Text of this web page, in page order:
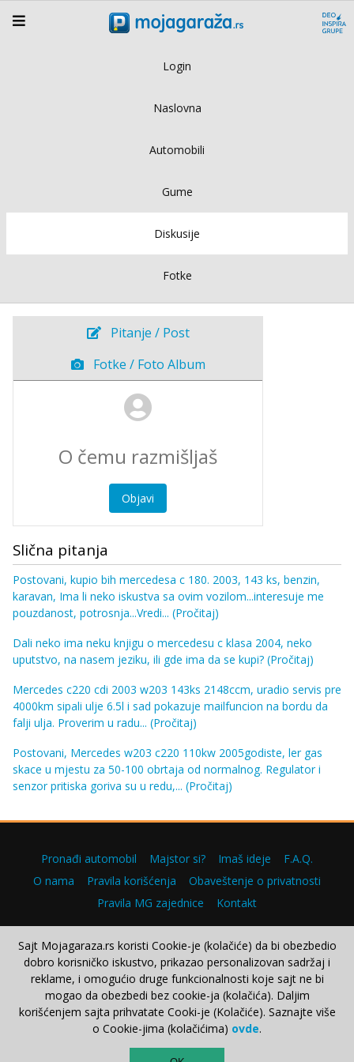
Login
Naslovna
Automobili
Gume
Diskusije
Fotke
Pitanje / Post
Fotke / Foto Album
Objavi
Slična pitanja
Postovani, kupio bih mercedesa c 180. 2003, 143 ks, benzin,
karavan, Ima li neko iskustva sa ovim vozilom...interesuje me
pouzdanost, potrosnja...Vredi... (Pročitaj)
Dali neko ima neku knjigu o mercedesu c klasa 2004, neko
uputstvo, na nasem jeziku, ili gde ima da se kupi? (Pročitaj)
Mercedes c220 cdi 2003 w203 143ks 2148ccm, uradio servis pre
4000km sipali ulje 6.5l i sad pokazuje mailfuncion na bordu da
falji ulja. Proverim u radu... (Pročitaj)
Postovani, Mercedes w203 c220 110kw 2005godiste, ler gas
skace u mjestu za 50-100 obrtaja od normalnog. Regulator i
senzor pritiska goriva su u redu,... (Pročitaj)
Pronađi automobil Majstor si? Imaš ideje
F.A.Q.
O nama
Pravila korišćenja
Obaveštenje o privatnosti
Pravila MG zajednice
Kontakt
Copyright © 2000–2026.
Sajt Mojagaraza.rs koristi Cookie-je (kolačiće) da bi obezbedio
dobro korisničko iskustvo, prikazao personalizovan sadržaj i
reklame, i omogućio druge funkcionalnosti koje sajt ne bi
mogao da obezbedi bez cookie-ja (kolačića). Daljim
korišćenjem sajta prihvatate Cooki-je (Kolačiće). Saznajte više
o Cookie-jima (kolačićima) ovde.